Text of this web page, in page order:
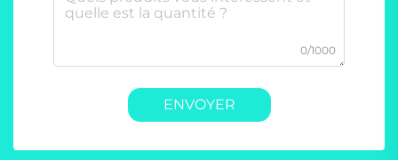
0/1000
ENVOYER